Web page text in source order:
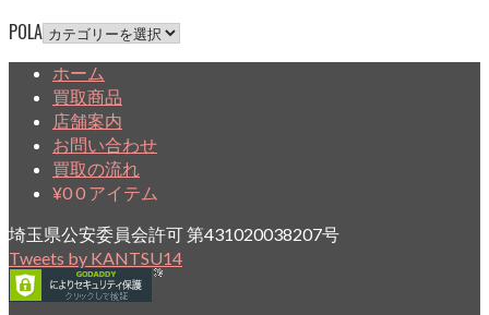
POLA
ホーム
買取商品
店舗案内
お問い合わせ
買取の流れ
¥00 アイテム
埼玉県公安委員会許可 第431020038207号
Tweets by KANTSU14